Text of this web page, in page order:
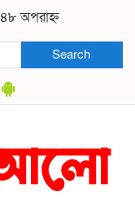
অপরাহ্ন
Search